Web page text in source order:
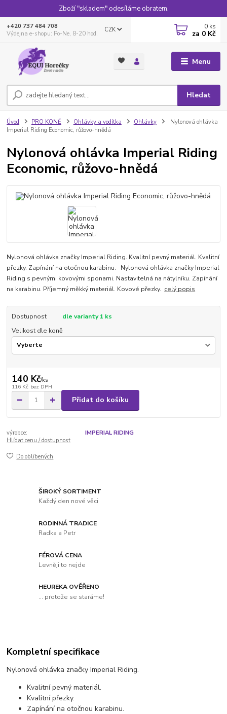
Zboží "skladem" odesíláme obratem.
Menu
CZK
Hledat
+420 737 484 708
Výdejna e-shopu: Po-Ne, 8-20 hod.
0 ks
za 0 Kč
Úvod PRO KONĚ Ohlávky a vodítka Ohlávky
Nylonová ohlávka
Imperial Riding Economic, růžovo-hnědá
Nylonová ohlávka Imperial Riding
Economic, růžovo-hnědá
Nylonová ohlávka značky Imperial Riding. Kvalitní pevný materiál. Kvalitní
přezky. Zapínání na otočnou karabinu. Nylonová ohlávka značky Imperial
Riding s pevnými kovovými sponami. Nastavitelná na nátylníku. Zapínání
na karabinu. Příjemný měkký materiál. Kovové přezky. celý popis
Dostupnost
dle varianty 1 ks
Velikost dle koně
140 Kč/ks
116 Kč bez DPH
Přidat do košíku
výrobce:
IMPERIAL RIDING
Hlídat cenu / dostupnost
Do oblíbených
ŠIROKÝ SORTIMENT
Každý den nové věci
RODINNÁ TRADICE
Radka a Petr
FÉROVÁ CENA
Levněji to nejde
HEUREKA OVĚŘENO
... protože se staráme!
Kompletní specifikace
Nylonová ohlávka značky Imperial Riding.
Kvalitní pevný materiál.
Kvalitní přezky.
Zapínání na otočnou karabinu.